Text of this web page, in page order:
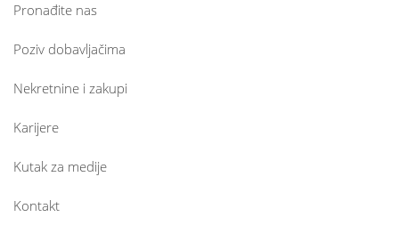
Pronađite nas
Poziv dobavljačima
Nekretnine i zakupi
Karijere
Kutak za medije
Kontakt